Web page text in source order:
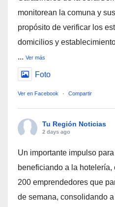
monitorean la comuna y
propósito de verificar los
domicilios y
... Ver más
Foto
Ver en Facebook · Compartir
Tu Región Noticias
2 days ago
Un importante impulso
beneficiando a la
200 emprendedores que
de semana, consolidando